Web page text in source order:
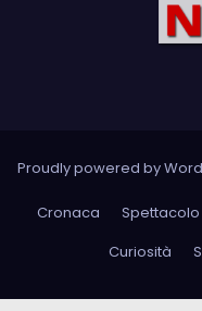
Proudly powered by
Cronaca Spettacolo
Curiosità